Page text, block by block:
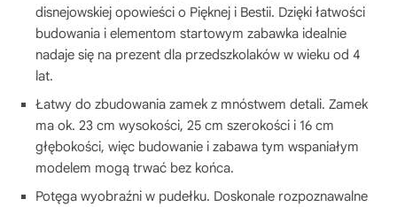
disnejowskiej opowieści o Pięknej i Bestii. Dzięki łatwości
budowania i elementom startowym zabawka idealnie
nadaje się na prezent dla przedszkolaków w wieku od 4
lat.
Łatwy do zbudowania zamek z mnóstwem detali. Zamek
ma ok. 23 cm wysokości, 25 cm szerokości i 16 cm
głębokości, więc budowanie i zabawa tym wspaniałym
modelem mogą trwać bez końca.
Potęga wyobraźni w pudełku. Doskonale rozpoznawalne